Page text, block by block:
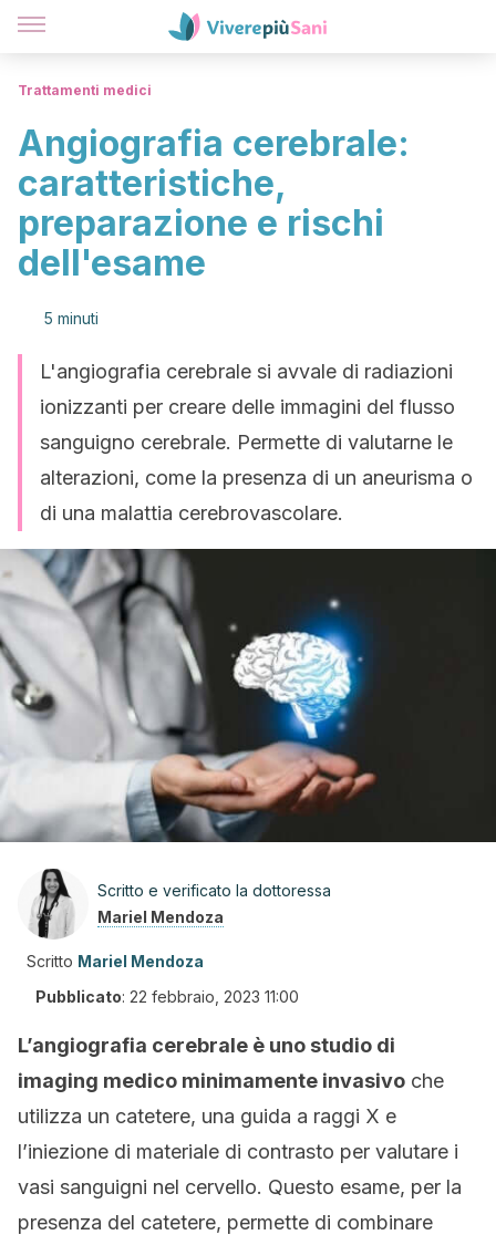
Trattamenti medici
Angiografia cerebrale:
caratteristiche,
preparazione e rischi
dell'esame
5 minuti
L'angiografia cerebrale si avvale di radiazioni
ionizzanti per creare delle immagini del flusso
sanguigno cerebrale. Permette di valutarne le
alterazioni, come la presenza di un aneurisma o
di una malattia cerebrovascolare.
Scritto e verificato la dottoressa
Mariel Mendoza
Scritto Mariel Mendoza
Pubblicato: 22 febbraio, 2023 11:00
L’angiografia cerebrale è uno studio di
imaging medico minimamente invasivo che
utilizza un catetere, una guida a raggi X e
l’iniezione di materiale di contrasto per valutare i
vasi sanguigni nel cervello. Questo esame, per la
presenza del catetere, permette di combinare